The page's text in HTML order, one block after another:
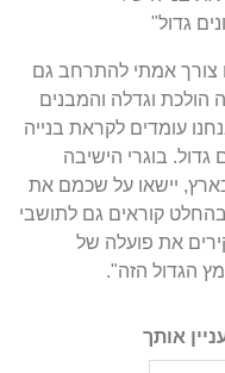
גדול"
צורך אמתי להתרחב גם
הולכת וגדלה והמבנים
עומדים לקראת בנייה
גדול. בוגרי הישיבה
, יישאו על שכמם את
קוראים גם לתושבי
את פועלה של
הגדול הזה".
אותך